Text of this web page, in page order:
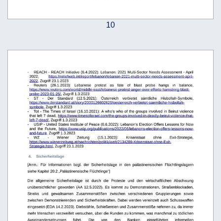
10
- REACH - REACH Initiative (6.4.2022): Lebanon: 2021 Multi-Sector Needs Assessment - April
2022,
https://reliefweb.int/report/lebanon/lebanon-2021-multi-sector-needs-assessment-april-
2022, Zugriff 23.1.2023
-
Reuters   (26.1.2023):   Lebanese   protest   as   fate   of   blast   probe   hangs   in   balance,
https://www.reuters.com/world/middle-east/lebanese-protest-anger-over-efforts-hamstring-blast-
probe-2023-01-26/, Zugriff 1.3.2023
-
ST - Der Standard (12.5.2021): Österreich verbietet sämtliche
Hisbollah-Symbole,
https://www.derstandard.at/story/2000126602629/oesterreich-verbietet-saemtliche-hisbollah-
symbole, Zugriff 1.3.2023
-
ToI - The Times of Israel (16.10.2021):  A who’s who of the groups involved in Beirut violence
that left 7 dead, https://www.timesofisrael.com/the-groups-involved-in-deadly-beirut-violence-that-
left-7-dead/, Zugriff 1.3.2023
-
USIP - United States Institute of Peace (8.6.2022): Lebanon’s Election Offers Lessons for Now
and   the   Future, https://www.usip.org/publications/2022/06/lebanons-election-offers-lessons-now-
and-future, Zugriff 1.3.2023
-
WZ - Wiener Zeitung (15.1.2023): Krisenstaat ohne
Exit-Strategie,
https://www.wienerzeitung.at/nachrichten/politik/welt/2134289-Krisenstaat-ohne-Exit-
Strategie.html, Zugriff 23.1.2023
4.
Sicherheitslage
[Anm.:   Für   Informationen   bzgl.   der   Sicherheitslage   in   den   palästinensischen   Flüchtlingslagern
siehe Kapitel 20.2 „Palästinensische Flüchtlinge“]
Die   allgemeine   Sicherheitslage   ist   durch   die   Proteste   und   den   wirtschaftlichen   Abschwung
unübersichtlicher   geworden   (AA  12.5.2022).  Es   kommt   zu   Demonstrationen,   Straßenblockaden,
Streiks
und gewaltsamen Zusammenstößen zwischen verschiedenen Gruppierungen
sowie
zwischen Demonstrierenden und Sicherheitskräften. Dabei werden vereinzelt auch Schusswaffen
eingesetzt (EDA 14.2.2023). Diebstähle, Schießereien und Zusammenstöße nehmen zu, da immer
mehr Menschen verzweifelt versuchen, über die Runden zu kommen, was manchmal zu tödlichen